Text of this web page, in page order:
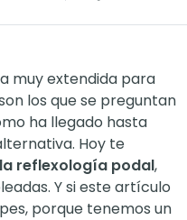
muy extendida para
los que se preguntan
ha llegado hasta
Hoy te
reflexología podal,
Y si este artículo
porque tenemos un